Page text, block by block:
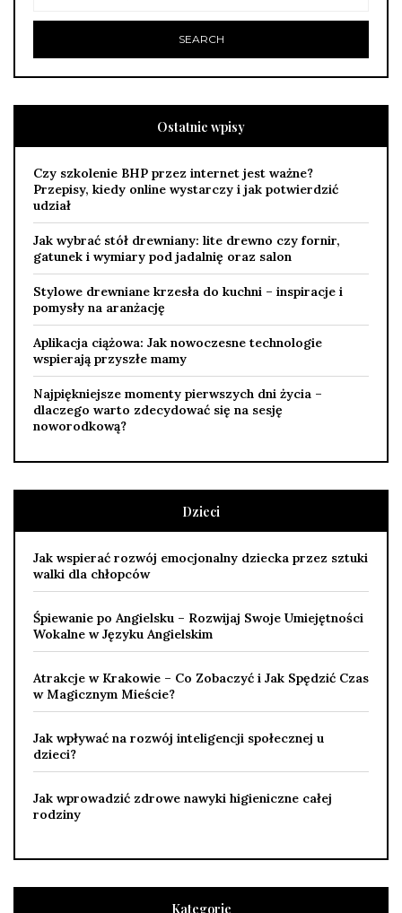
Ostatnie wpisy
Czy szkolenie BHP przez internet jest ważne?
Przepisy, kiedy online wystarczy i jak potwierdzić
udział
Jak wybrać stół drewniany: lite drewno czy fornir,
gatunek i wymiary pod jadalnię oraz salon
Stylowe drewniane krzesła do kuchni – inspiracje i
pomysły na aranżację
Aplikacja ciążowa: Jak nowoczesne technologie
wspierają przyszłe mamy
Najpiękniejsze momenty pierwszych dni życia –
dlaczego warto zdecydować się na sesję
noworodkową?
Dzieci
Jak wspierać rozwój emocjonalny dziecka przez sztuki
walki dla chłopców
Śpiewanie po Angielsku – Rozwijaj Swoje Umiejętności
Wokalne w Języku Angielskim
Atrakcje w Krakowie – Co Zobaczyć i Jak Spędzić Czas
w Magicznym Mieście?
Jak wpływać na rozwój inteligencji społecznej u
dzieci?
Jak wprowadzić zdrowe nawyki higieniczne całej
rodziny
Kategorie